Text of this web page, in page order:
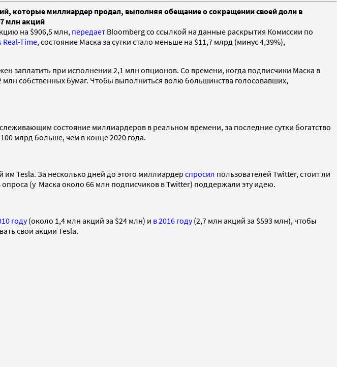
которые миллиардер продал, выполняя обещание о сокращении своей доли в
млн акций
на $906,5 млн, передает Bloomberg со ссылкой на данные раскрытия Комиссии по
Time, состояние Маска за сутки стало меньше на $11,7 млрд (минус 4,39%),
заплатить при исполнении 2,1 млн опционов. Со времени, когда подписчики Маска в
собственных бумаг. Чтобы выполниться волю большинства голосовавших,
состояние миллиардеров в реальном времени, за последние сутки богатство
млрд больше, чем в конце 2020 года.
Tesla. За несколько дней до этого миллиардер спросил пользователей Twitter, стоит ли
(у Маска около 66 млн подписчиков в Twitter) поддержали эту идею.
году(около 1,4 млн акций за $24 млн) и в 2016 году(2,7 млн акций за $593 млн), чтобы
свои акции Tesla.